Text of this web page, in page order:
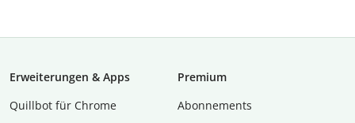
Erweiterungen & Apps
Quillbot für Chrome
Premium
Abon­ne­ments